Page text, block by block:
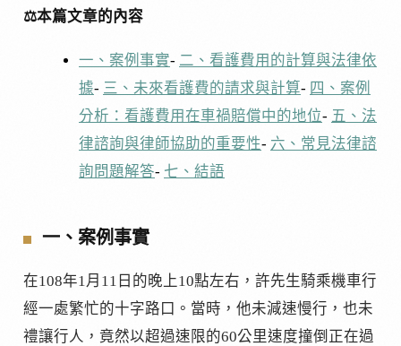
⚖️本篇文章的內容
一、案例事實- 二、看護費用的計算與法律依
據- 三、未來看護費的請求與計算- 四、案例
分析：看護費用在車禍賠償中的地位- 五、法
律諮詢與律師協助的重要性- 六、常見法律諮
詢問題解答- 七、結語
一、案例事實
在108年1月11日的晚上10點左右，許先生騎乘機車行
經一處繁忙的十字路口。當時，他未減速慢行，也未
禮讓行人，竟然以超過速限的60公里速度撞倒正在過